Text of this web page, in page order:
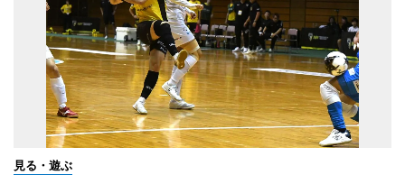
見る・遊ぶ